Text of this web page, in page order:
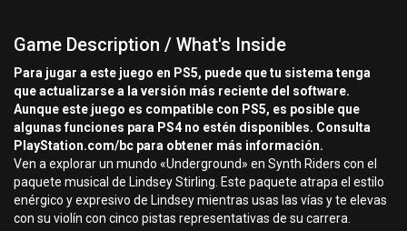
Game Description / What's Inside
Para jugar a este juego en PS5, puede que tu sistema tenga
que actualizarse a la versión más reciente del software.
Aunque este juego es compatible con PS5, es posible que
algunas funciones para PS4 no estén disponibles. Consulta
PlayStation.com/bc para obtener más información.
Ven a explorar un mundo «Underground» en Synth Riders con el
paquete musical de Lindsey Stirling. Este paquete atrapa el estilo
enérgico y expresivo de Lindsey mientras usas las vías y te elevas
con su violín con cinco pistas representativas de su carrera.